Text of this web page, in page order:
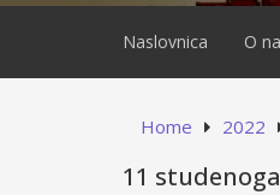
Naslovnica O
Home 2022
11